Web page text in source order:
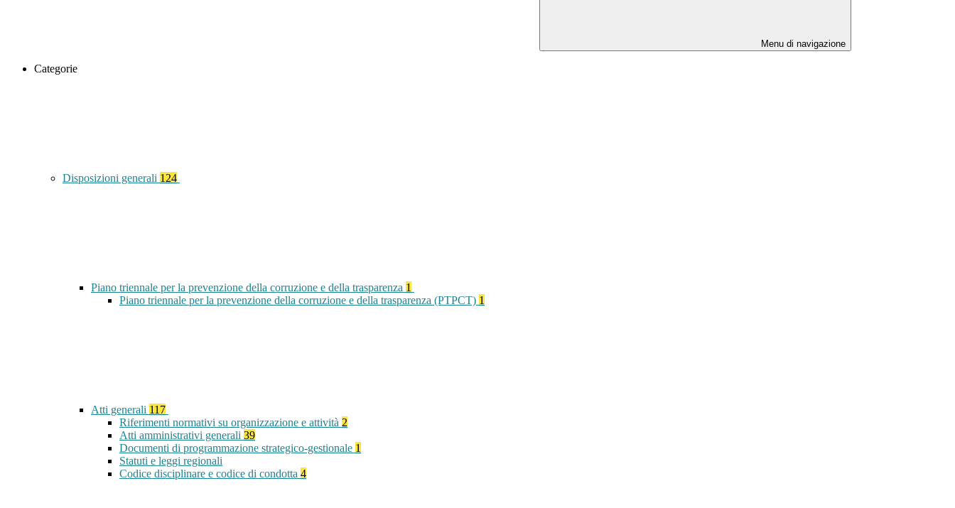
Menu di navigazione
Categorie
Disposizioni generali 124
Piano triennale per la prevenzione della corruzione e della trasparenza 1
Piano triennale per la prevenzione della corruzione e della trasparenza (PTPCT) 1
Atti generali 117
Riferimenti normativi su organizzazione e attività 2
Atti amministrativi generali 39
Documenti di programmazione strategico-gestionale 1
Statuti e leggi regionali
Codice disciplinare e codice di condotta 4